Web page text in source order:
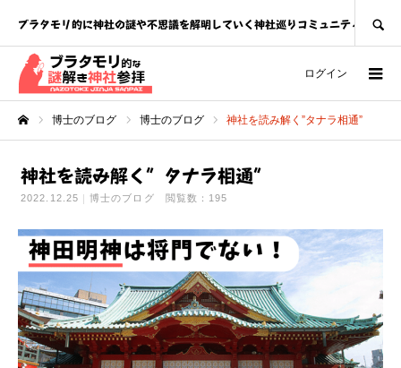
ブラタモリ的に神社の謎や不思議を解明していく神社巡りコミュニティ
ログイン
博士のブログ 博士のブログ 神社を読み解く”タナラ相通”
神社を読み解く”タナラ相通”
2022.12.25 博士のブログ 閲覧数：195